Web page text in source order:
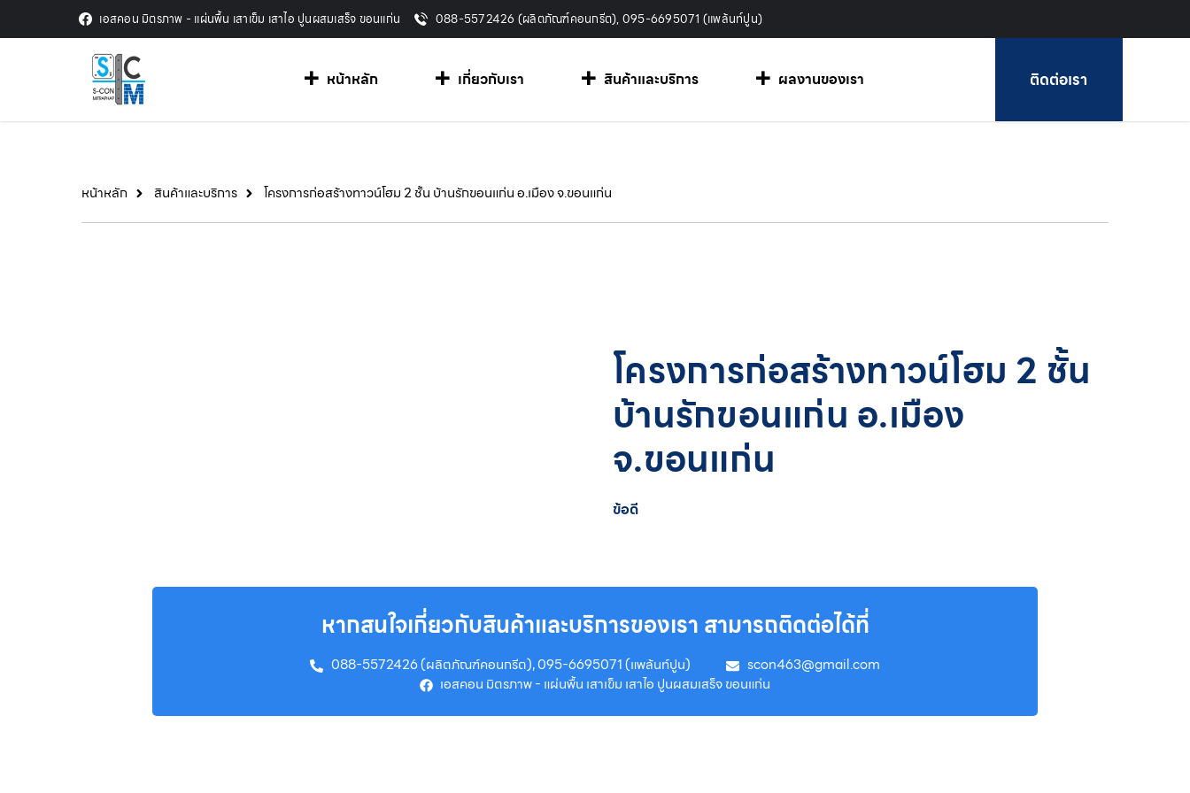
เอสคอน มิตรภาพ - แผ่นพื้น เสาเข็ม เสาไอ ปูนผสมเสร็จ ขอนแก่น 088-5572426 (ผลิตภัณฑ์คอนกรีต), 095-6695071 (แพล้นท์ปูน)
หน้าหลัก เกี่ยวกับเรา สินค้าและบริการ ผลงานของเรา ติดต่อเรา
หน้าหลัก สินค้าและบริการ โครงการก่อสร้างทาวน์โฮม 2 ชั้น บ้านรักขอนแก่น อ.เมือง จ.ขอนแก่น
โครงการก่อสร้างทาวน์โฮม 2 ชั้น
บ้านรักขอนแก่น อ.เมือง
จ.ขอนแก่น
ข้อดี
หากสนใจเกี่ยวกับสินค้าและบริการของเรา สามารถติดต่อได้ที่
088-5572426 (ผลิตภัณฑ์คอนกรีต), 095-6695071 (แพล้นท์ปูน)
scon463@gmail.com
เอสคอน มิตรภาพ - แผ่นพื้น เสาเข็ม เสาไอ ปูนผสมเสร็จ ขอนแก่น